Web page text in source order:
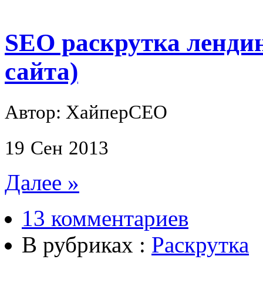
SEO раскрутка
сайта)
Автор: ХайперСЕО
19 Сен 2013
Далее »
13 комментариев
В рубриках : Раскрутка